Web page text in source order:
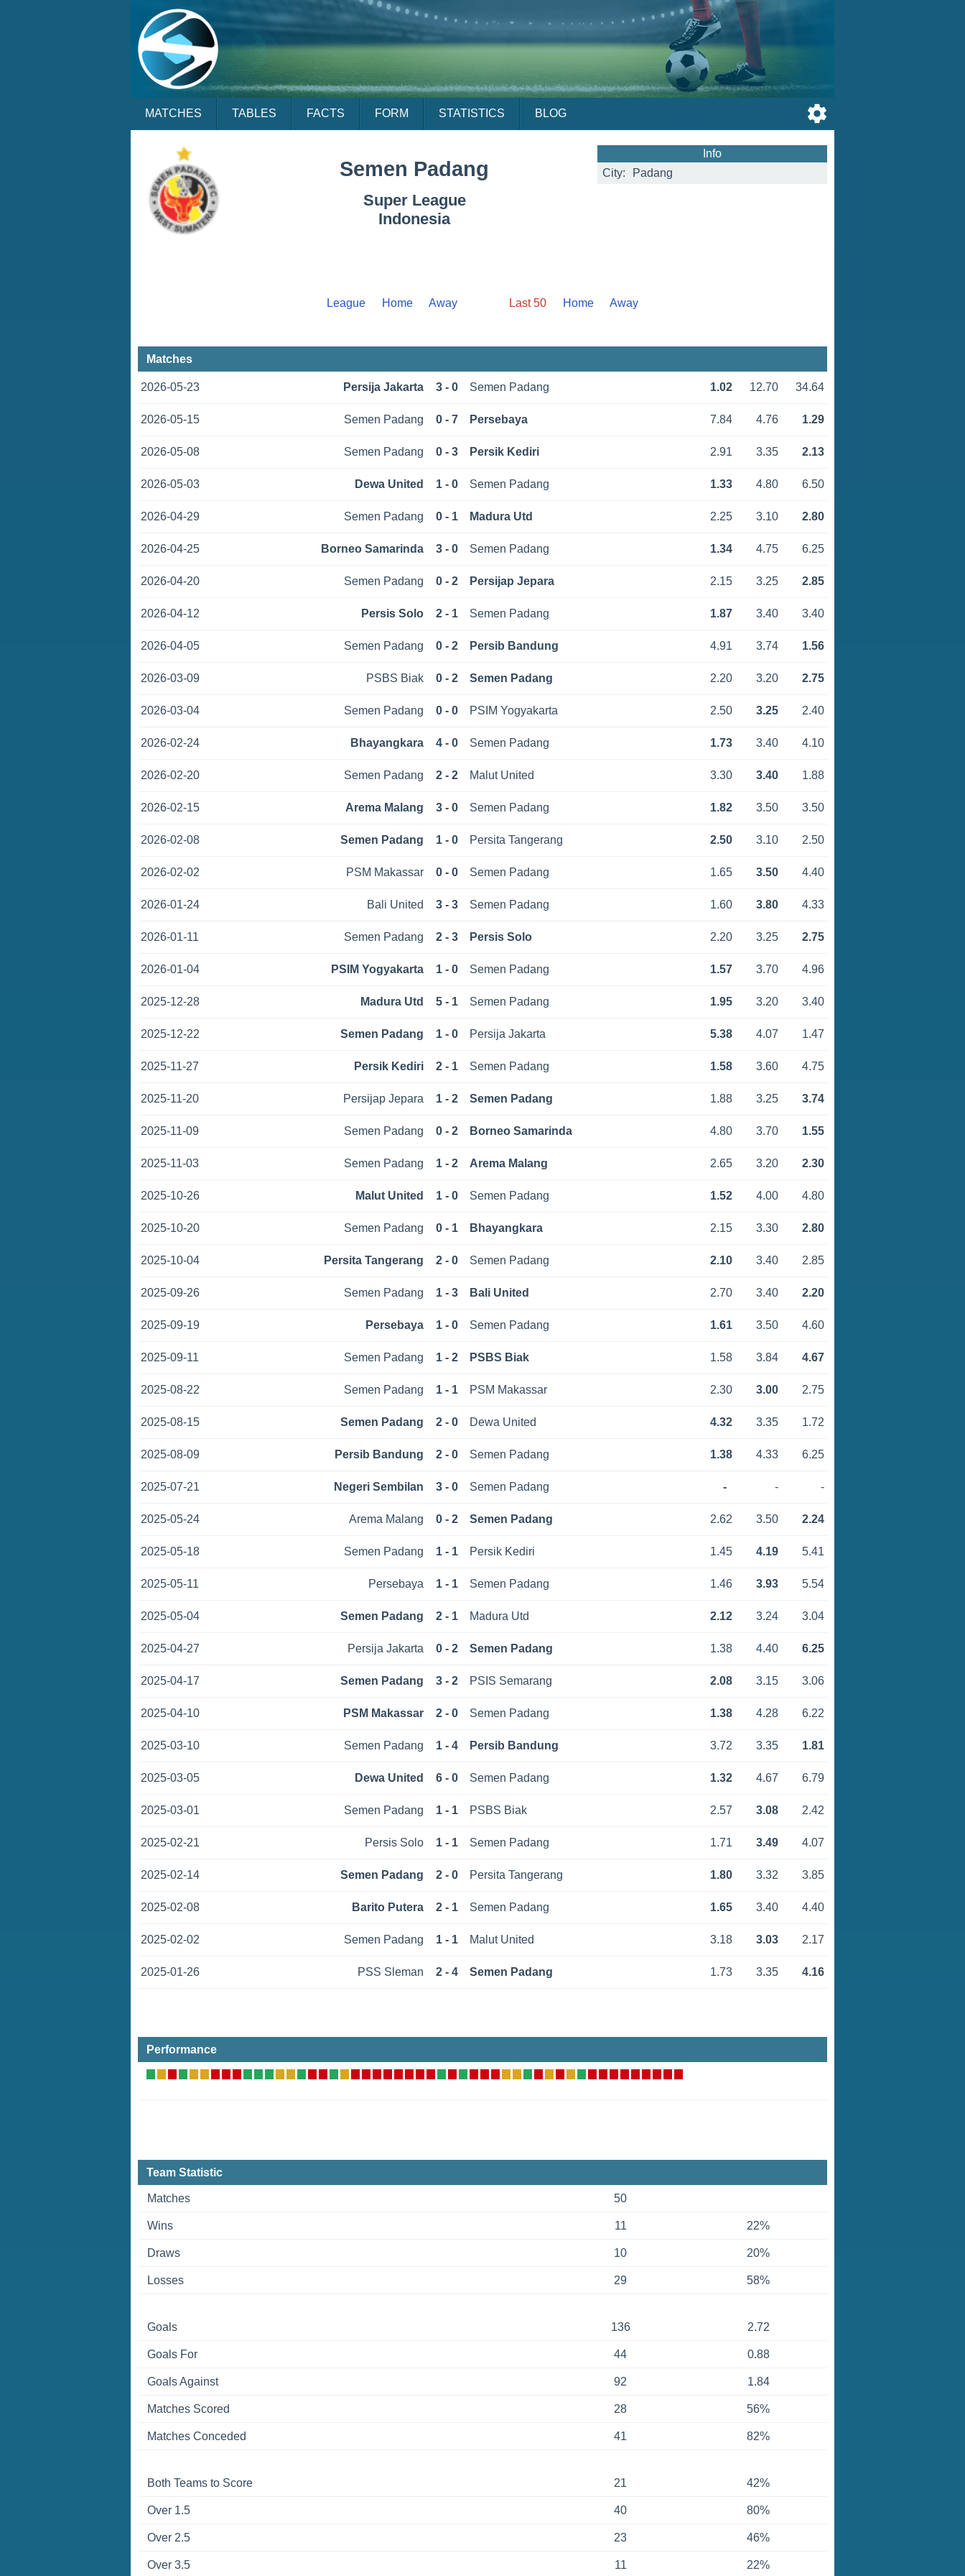
MATCHES TABLES FACTS FORM STATISTICS BLOG
Semen Padang
Super League
Indonesia
Info
City:
Padang
League Home Away Last 50 Home Away
Matches
2026-05-23 Persija Jakarta 3 - 0 Semen Padang 1.02 12.70 34.64
2026-05-15 Semen Padang 0 - 7 Persebaya 7.84 4.76 1.29
2026-05-08 Semen Padang 0 - 3 Persik Kediri 2.91 3.35 2.13
2026-05-03 Dewa United 1 - 0 Semen Padang 1.33 4.80 6.50
2026-04-29 Semen Padang 0 - 1 Madura Utd 2.25 3.10 2.80
2026-04-25 Borneo Samarinda 3 - 0 Semen Padang 1.34 4.75 6.25
2026-04-20 Semen Padang 0 - 2 Persijap Jepara 2.15 3.25 2.85
2026-04-12 Persis Solo 2 - 1 Semen Padang 1.87 3.40 3.40
2026-04-05 Semen Padang 0 - 2 Persib Bandung 4.91 3.74 1.56
2026-03-09 PSBS Biak 0 - 2 Semen Padang 2.20 3.20 2.75
2026-03-04 Semen Padang 0 - 0 PSIM Yogyakarta 2.50 3.25 2.40
2026-02-24 Bhayangkara 4 - 0 Semen Padang 1.73 3.40 4.10
2026-02-20 Semen Padang 2 - 2 Malut United 3.30 3.40 1.88
2026-02-15 Arema Malang 3 - 0 Semen Padang 1.82 3.50 3.50
2026-02-08 Semen Padang 1 - 0 Persita Tangerang 2.50 3.10 2.50
2026-02-02 PSM Makassar 0 - 0 Semen Padang 1.65 3.50 4.40
2026-01-24 Bali United 3 - 3 Semen Padang 1.60 3.80 4.33
2026-01-11 Semen Padang 2 - 3 Persis Solo 2.20 3.25 2.75
2026-01-04 PSIM Yogyakarta 1 - 0 Semen Padang 1.57 3.70 4.96
2025-12-28 Madura Utd 5 - 1 Semen Padang 1.95 3.20 3.40
2025-12-22 Semen Padang 1 - 0 Persija Jakarta 5.38 4.07 1.47
2025-11-27 Persik Kediri 2 - 1 Semen Padang 1.58 3.60 4.75
2025-11-20 Persijap Jepara 1 - 2 Semen Padang 1.88 3.25 3.74
2025-11-09 Semen Padang 0 - 2 Borneo Samarinda 4.80 3.70 1.55
2025-11-03 Semen Padang 1 - 2 Arema Malang 2.65 3.20 2.30
2025-10-26 Malut United 1 - 0 Semen Padang 1.52 4.00 4.80
2025-10-20 Semen Padang 0 - 1 Bhayangkara 2.15 3.30 2.80
2025-10-04 Persita Tangerang 2 - 0 Semen Padang 2.10 3.40 2.85
2025-09-26 Semen Padang 1 - 3 Bali United 2.70 3.40 2.20
2025-09-19 Persebaya 1 - 0 Semen Padang 1.61 3.50 4.60
2025-09-11 Semen Padang 1 - 2 PSBS Biak 1.58 3.84 4.67
2025-08-22 Semen Padang 1 - 1 PSM Makassar 2.30 3.00 2.75
2025-08-15 Semen Padang 2 - 0 Dewa United 4.32 3.35 1.72
2025-08-09 Persib Bandung 2 - 0 Semen Padang 1.38 4.33 6.25
2025-07-21 Negeri Sembilan 3 - 0 Semen Padang - - -
2025-05-24 Arema Malang 0 - 2 Semen Padang 2.62 3.50 2.24
2025-05-18 Semen Padang 1 - 1 Persik Kediri 1.45 4.19 5.41
2025-05-11 Persebaya 1 - 1 Semen Padang 1.46 3.93 5.54
2025-05-04 Semen Padang 2 - 1 Madura Utd 2.12 3.24 3.04
2025-04-27 Persija Jakarta 0 - 2 Semen Padang 1.38 4.40 6.25
2025-04-17 Semen Padang 3 - 2 PSIS Semarang 2.08 3.15 3.06
2025-04-10 PSM Makassar 2 - 0 Semen Padang 1.38 4.28 6.22
2025-03-10 Semen Padang 1 - 4 Persib Bandung 3.72 3.35 1.81
2025-03-05 Dewa United 6 - 0 Semen Padang 1.32 4.67 6.79
2025-03-01 Semen Padang 1 - 1 PSBS Biak 2.57 3.08 2.42
2025-02-21 Persis Solo 1 - 1 Semen Padang 1.71 3.49 4.07
2025-02-14 Semen Padang 2 - 0 Persita Tangerang 1.80 3.32 3.85
2025-02-08 Barito Putera 2 - 1 Semen Padang 1.65 3.40 4.40
2025-02-02 Semen Padang 1 - 1 Malut United 3.18 3.03 2.17
2025-01-26 PSS Sleman 2 - 4 Semen Padang 1.73 3.35 4.16
Performance
Team Statistic
Matches 50
Wins 11 22%
Draws 10 20%
Losses 29 58%
Goals 136 2.72
Goals For 44 0.88
Goals Against 92 1.84
Matches Scored 28 56%
Matches Conceded 41 82%
Both Teams to Score 21 42%
Over 1.5 40 80%
Over 2.5 23 46%
Over 3.5 11 22%